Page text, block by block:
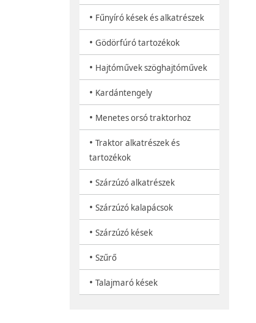
• Fűnyíró kések és alkatrészek
• Gödörfúró tartozékok
• Hajtóművek szöghajtóművek
• Kardántengely
• Menetes orsó traktorhoz
• Traktor alkatrészek és
tartozékok
• Szárzúzó alkatrészek
• Szárzúzó kalapácsok
• Szárzúzó kések
• Szűrő
• Talajmaró kések